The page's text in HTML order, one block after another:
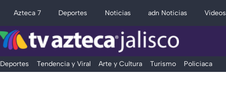
Azteca 7 Deportes Noticias adn Noticias Videos
Deportes Tendencia y Viral Arte y Cultura Turismo Policiaca